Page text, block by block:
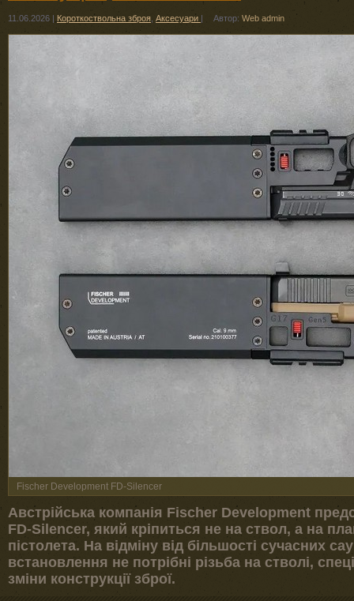
11.06.2026 | Короткоствольна зброя Аксесуари | Автор: Web admin
Fischer Development FD-Silencer
Австрійська компанія Fischer Development
FD-Silencer, який кріпиться не на ствол, а на
пістолета. На відміну від більшості сучасних
встановлення не потрібні різьба на стволі,
зміни конструкції зброї.